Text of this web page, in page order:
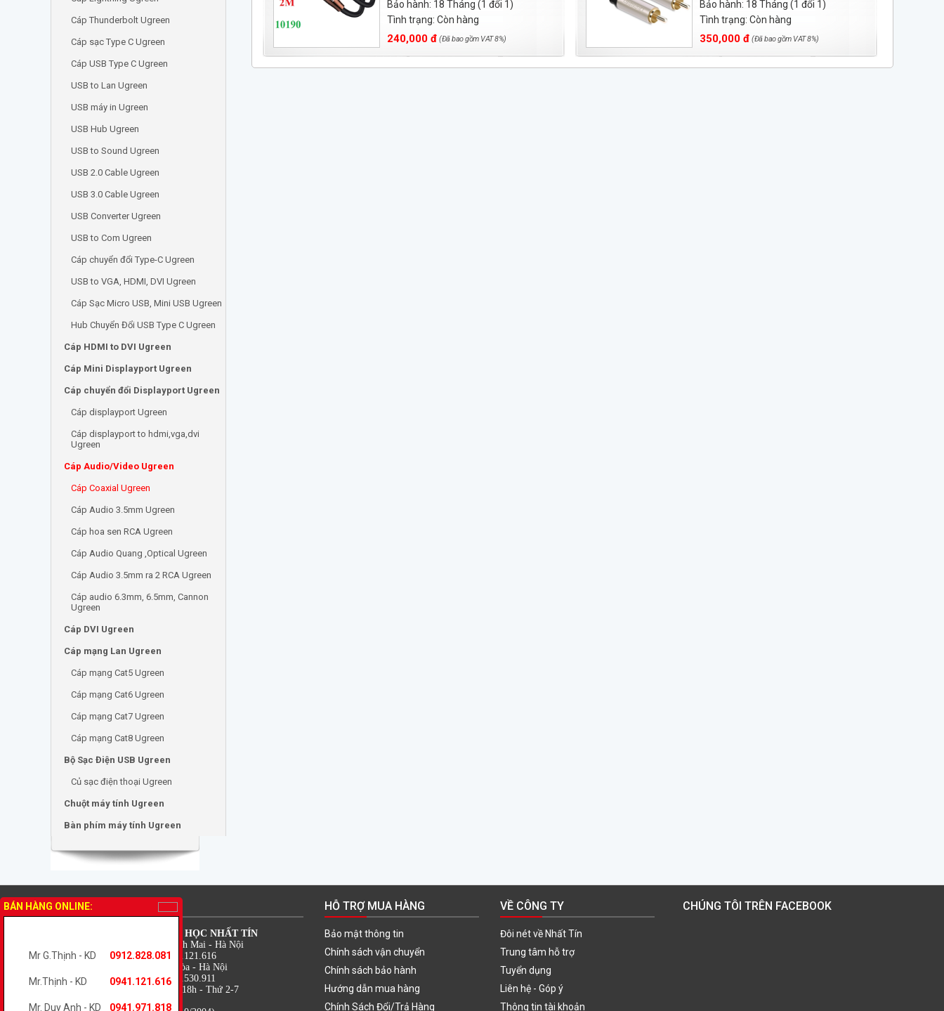
Cáp Thunderbolt Ugreen
Cáp sạc Type C Ugreen
Cáp USB Type C Ugreen
USB to Lan Ugreen
USB máy in Ugreen
USB Hub Ugreen
USB to Sound Ugreen
USB 2.0 Cable Ugreen
USB 3.0 Cable Ugreen
USB Converter Ugreen
USB to Com Ugreen
Cáp chuyển đổi Type-C Ugreen
USB to VGA, HDMI, DVI Ugreen
Cáp Sạc Micro USB, Mini USB Ugreen
Hub Chuyển Đổi USB Type C Ugreen
Cáp HDMI to DVI Ugreen
Cáp Mini Displayport Ugreen
Cáp chuyển đổi Displayport Ugreen
Cáp displayport Ugreen
Cáp displayport to hdmi,vga,dvi
Ugreen
Cáp Audio/Video Ugreen
Cáp Coaxial Ugreen
Cáp Audio 3.5mm Ugreen
Cáp hoa sen RCA Ugreen
Cáp Audio Quang ,Optical Ugreen
Cáp Audio 3.5mm ra 2 RCA Ugreen
Cáp audio 6.3mm, 6.5mm, Cannon
Ugreen
Cáp DVI Ugreen
Cáp mạng Lan Ugreen
Cáp mạng Cat5 Ugreen
Cáp mạng Cat6 Ugreen
Cáp mạng Cat7 Ugreen
Cáp mạng Cat8 Ugreen
Bộ Sạc Điện USB Ugreen
Củ sạc điện thoại Ugreen
Chuột máy tính Ugreen
Bàn phím máy tính Ugreen
Bảo hành: 18 Tháng (1 đổi 1)
Tình trạng: Còn hàng
240,000 đ (Đã bao gồm VAT 8%)
Bảo hành: 18 Tháng (1 đổi 1)
Tình trạng: Còn hàng
350,000 đ (Đã bao gồm VAT 8%)
CHÚNG TÔI TRÊN FACEBOOK
THÔNG TIN LIÊN HỆ
CÔNG TY TNHH TM DV TIN HỌC NHẤT TÍN
Địa chỉ: 18 Lê Thanh Nghị - Bạch Mai - Hà Nội
Điện thoại: 0941.971.818 - 0941.121.616
Địa chỉ: 7B Trung Kính - Yên Hòa - Hà Nội
Điện thoại: 0912.828.081 - 0988.530.911
Thời gian: 08h - 12h và 13h30 - 18h - Thứ 2-7
Hỗ trợ kỹ thuật: 0941.121.616
HỖ TRỢ MUA HÀNG
Bảo mật thông tin
Chính sách vận chuyển
Chính sách bảo hành
Hướng dẫn mua hàng
Chính Sách Đổi/Trả Hàng
VỀ CÔNG TY
Đôi nét về Nhất Tín
Trung tâm hỗ trợ
Tuyển dụng
Liên hệ - Góp ý
Thông tin tài khoản
BÁN HÀNG ONLINE:
0912.828.081
Mr G.Thịnh - KD
0941.121.616
Mr.Thịnh - KD
0941.971.818
Mr. Duy Anh - KD